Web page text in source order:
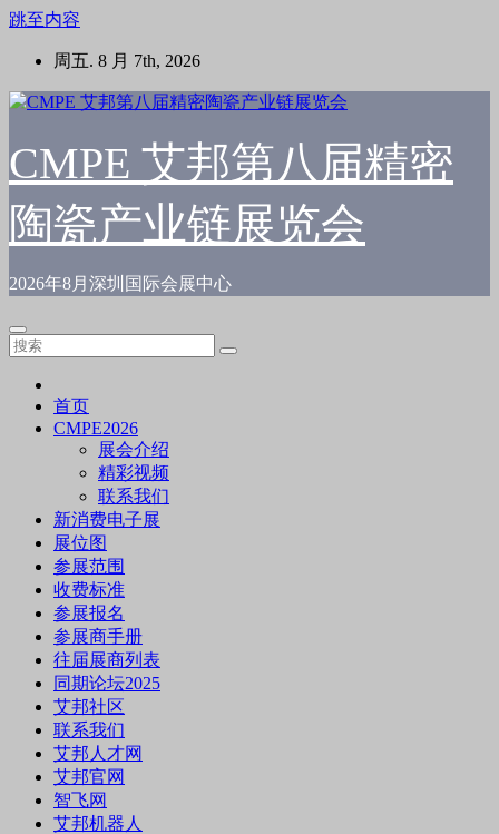
跳至内容
周五. 8 月 7th, 2026
CMPE 艾邦第八届精密
陶瓷产业链展览会
2026年8月深圳国际会展中心
首页
CMPE2026
展会介绍
精彩视频
联系我们
新消费电子展
展位图
参展范围
收费标准
参展报名
参展商手册
往届展商列表
同期论坛2025
艾邦社区
联系我们
艾邦人才网
艾邦官网
智飞网
艾邦机器人